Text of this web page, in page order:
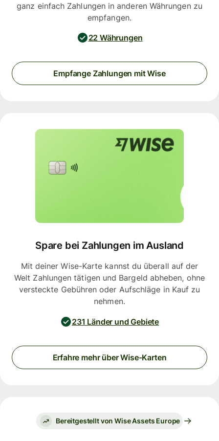
ganz einfach Zahlungen in anderen Währungen zu
empfangen.
22 Währungen
Empfange Zahlungen mit Wise
Spare bei Zahlungen im Ausland
Mit deiner Wise-Karte kannst du überall auf der
Welt Zahlungen tätigen und Bargeld abheben, ohne
versteckte Gebühren oder Aufschläge in Kauf zu
nehmen.
231 Länder und Gebiete
Erfahre mehr über Wise-Karten
Bereitgestellt von Wise Assets Europe